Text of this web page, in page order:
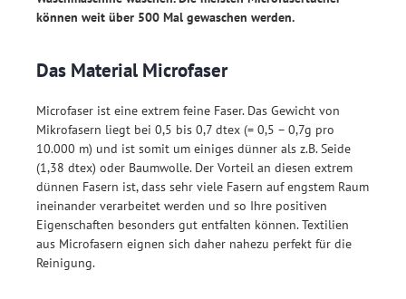
können weit über 500 Mal gewaschen werden.
Das Material Microfaser
Microfaser ist eine extrem feine Faser. Das Gewicht von
Mikrofasern liegt bei 0,5 bis 0,7 dtex (= 0,5 – 0,7g pro
10.000 m) und ist somit um einiges dünner als z.B. Seide
(1,38 dtex) oder Baumwolle. Der Vorteil an diesen extrem
dünnen Fasern ist, dass sehr viele Fasern auf engstem Raum
ineinander verarbeitet werden und so Ihre positiven
Eigenschaften besonders gut entfalten können. Textilien
aus Microfasern eignen sich daher nahezu perfekt für die
Reinigung.